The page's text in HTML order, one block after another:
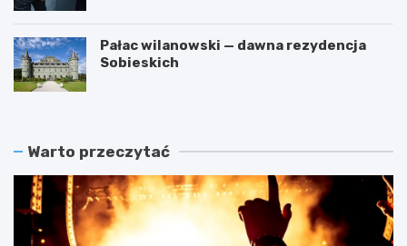
Pałac wilanowski — dawna rezydencja
Sobieskich
Warto przeczytać